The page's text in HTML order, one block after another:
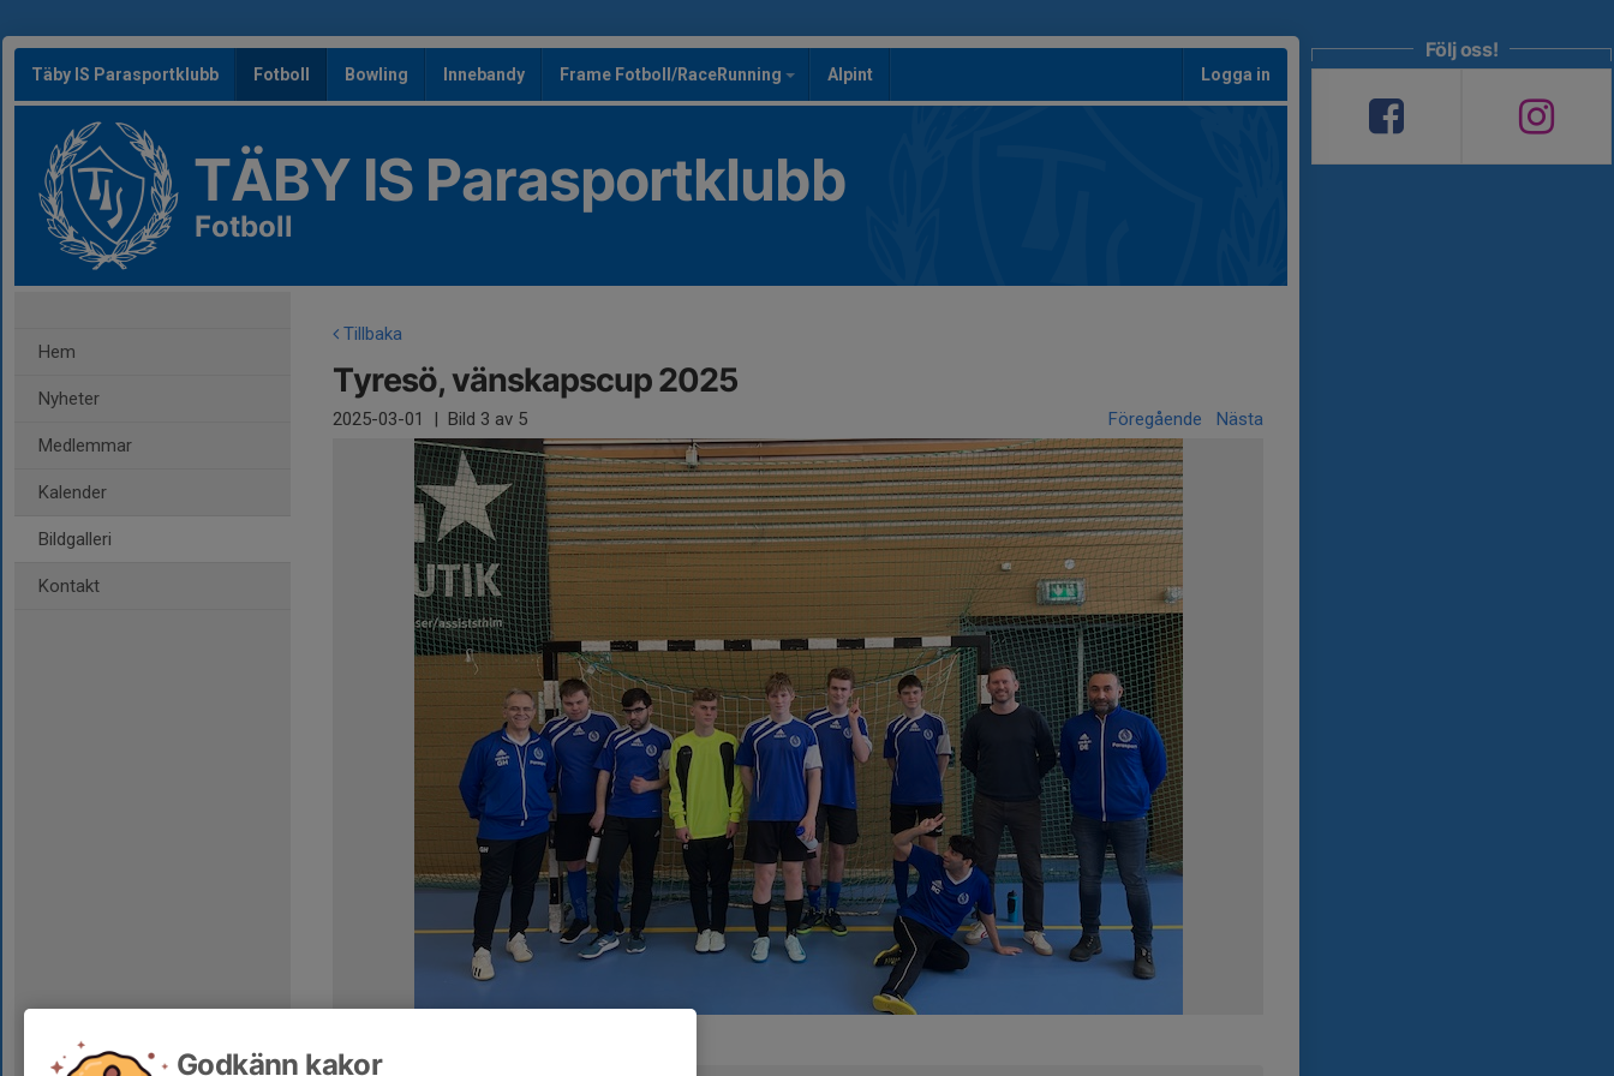
Täby IS Parasportklubb Fotboll Bowling Innebandy Frame Fotboll/RaceRunning Alpint Logga in
TÄBY IS Parasportklubb
Fotboll
Hem
Nyheter
Medlemmar
Kalender
Bildgalleri
Kontakt
Tillbaka
Tyresö, vänskapscup 2025
2025-03-01 | Bild 3 av 5 Föregående Nästa
Kommentarer
Följ oss!
Godkänn kakor